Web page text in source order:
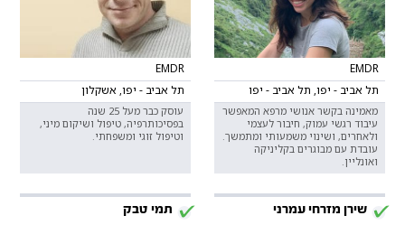
EMDR
תל אביב - יפו, תל אביב - יפו
מאמינה בקשר אנושי מרפא המאפשר
עיבוד רגשי עמוק, חיבור לעצמי
ולאחרים, ושינוי משמעותי ומתמשך.
עובדת עם מבוגרים בקליניקה
ואונליין.
EMDR
תל אביב - יפו, אשקלון
עוסק כבר מעל 25 שנה
בפסיכותרפיה, טיפול ושיקום מיני,
וטיפול זוגי ומשפחתי.
שירן מזרחי עמרני תמי טבק